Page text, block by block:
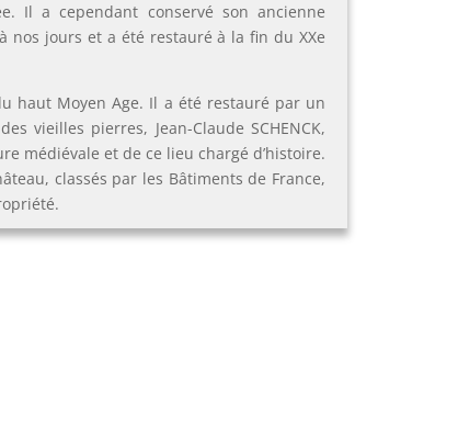
Il a cependant conservé son ancienne
nos jours et a été restauré à la fin du XXe
haut Moyen Age. Il a été restauré par un
vieilles pierres, Jean-Claude SCHENCK,
médiévale et de ce lieu chargé d’histoire.
classés par les Bâtiments de France,